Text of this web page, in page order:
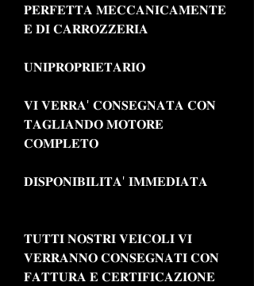
𝐏𝐄𝐑𝐅𝐄𝐓𝐓𝐀 𝐌𝐄𝐂𝐂𝐀𝐍𝐈𝐂𝐀𝐌𝐄𝐍𝐓𝐄
𝐄 𝐃𝐈 𝐂𝐀𝐑𝐑𝐎𝐙𝐙𝐄𝐑𝐈𝐀
𝐔𝐍𝐈𝐏𝐑𝐎𝐏𝐑𝐈𝐄𝐓𝐀𝐑𝐈𝐎
𝐕𝐈 𝐕𝐄𝐑𝐑𝐀' 𝐂𝐎𝐍𝐒𝐄𝐆𝐍𝐀𝐓𝐀 𝐂𝐎𝐍
𝐓𝐀𝐆𝐋𝐈𝐀𝐍𝐃𝐎 𝐌𝐎𝐓𝐎𝐑𝐄
𝐂𝐎𝐌𝐏𝐋𝐄𝐓𝐎
𝐃𝐈𝐒𝐏𝐎𝐍𝐈𝐁𝐈𝐋𝐈𝐓𝐀' 𝐈𝐌𝐌𝐄𝐃𝐈𝐀𝐓𝐀
𝐓𝐔𝐓𝐓𝐈 𝐍𝐎𝐒𝐓𝐑𝐈 𝐕𝐄𝐈𝐂𝐎𝐋𝐈 𝐕𝐈
𝐕𝐄𝐑𝐑𝐀𝐍𝐍𝐎 𝐂𝐎𝐍𝐒𝐄𝐆𝐍𝐀𝐓𝐈 𝐂𝐎𝐍
𝐅𝐀𝐓𝐓𝐔𝐑𝐀 𝐄 𝐂𝐄𝐑𝐓𝐈𝐅𝐈𝐂𝐀𝐙𝐈𝐎𝐍𝐄